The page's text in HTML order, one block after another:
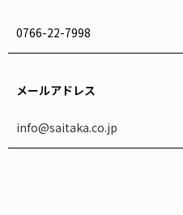
0766-22-7998
メールアドレス
info@saitaka.co.jp